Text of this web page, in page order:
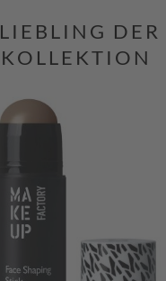
LIEBLING DER
KOLLEKTION